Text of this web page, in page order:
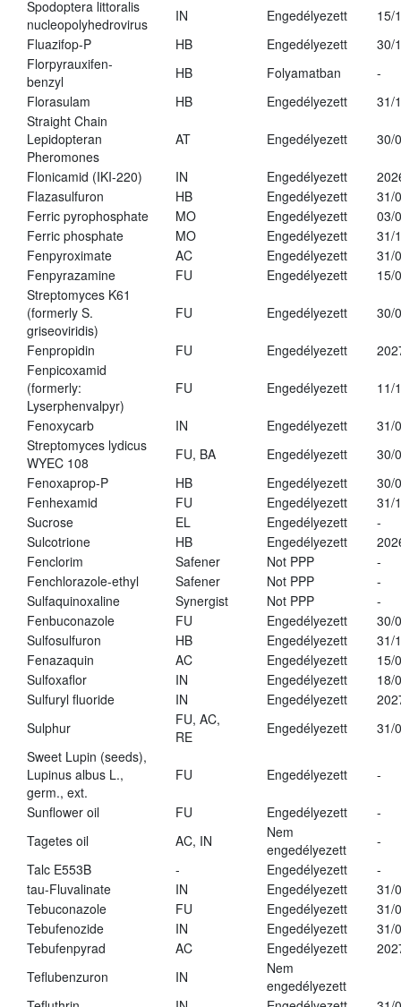
Spodoptera littoralis
nucleopolyhedrovirus
IN Engedélyezett
15/
Fluazifop-P
HB Engedélyezett
30/
Florpyrauxifen-
benzyl
HB Folyamatban
-
Florasulam
HB Engedélyezett
31/
Straight Chain
Lepidopteran
Pheromones
AT Engedélyezett 30/
Flonicamid (IKI-220) IN Engedélyezett
Flazasulfuron
HB Engedélyezett
31/
Ferric pyrophosphate
MO Engedélyezett
03/
Ferric phosphate
MO Engedélyezett
31/
Fenpyroximate
AC Engedélyezett
31/
Fenpyrazamine
FU Engedélyezett
15/
Streptomyces K61
(formerly S.
griseoviridis)
FU Engedélyezett 30/
Fenpropidin FU Engedélyezett
Fenpicoxamid
(formerly:
Lyserphenvalpyr)
FU Engedélyezett 11/
Fenoxycarb IN Engedélyezett
31/
Streptomyces lydicus
WYEC 108
FU, BA Engedélyezett
30/
Fenoxaprop-P
HB Engedélyezett
30/
Fenhexamid
FU Engedélyezett
31/
Sucrose
EL Engedélyezett
-
Sulcotrione
HB Engedélyezett
Fenclorim
Safener Not PPP
-
Fenchlorazole-ethyl
Safener Not PPP
-
Sulfaquinoxaline
Synergist Not PPP
-
Fenbuconazole
FU Engedélyezett
30/
Sulfosulfuron
HB Engedélyezett
31/
Fenazaquin
AC Engedélyezett
15/
Sulfoxaflor
IN Engedélyezett
18/
Sulfuryl fluoride
IN Engedélyezett
Sulphur
FU, AC,
RE
Engedélyezett
31/
Sweet Lupin (seeds),
Lupinus albus L.,
germ., ext.
FU Engedélyezett -
Sunflower oil FU Engedélyezett
-
Tagetes oil
AC, IN
Nem
engedélyezett
-
Talc E553B
- Engedélyezett
-
tau-Fluvalinate
IN Engedélyezett
31/
Tebuconazole
FU Engedélyezett
31/
Tebufenozide
IN Engedélyezett
31/
Tebufenpyrad
AC Engedélyezett
Teflubenzuron
IN
Nem
engedélyezett